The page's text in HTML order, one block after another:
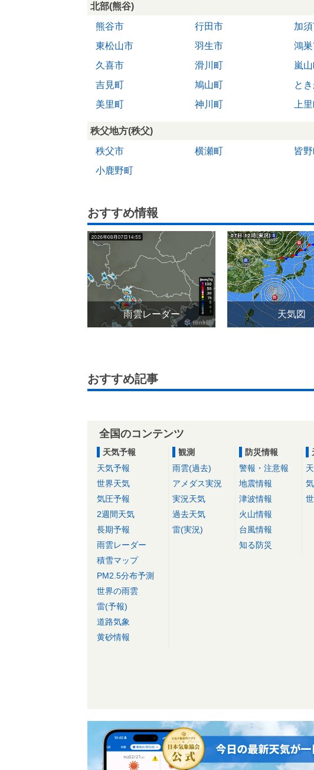
北部(熊谷)
熊谷市
行田市 加
東松山市
羽生市 鴻
久喜市
滑川町 嵐
吉見町
鳩山町 と
美里町
神川町 上
秩父地方(秩父)
秩父市
横瀬町 皆
小鹿野町
おすすめ情報
雨雲レーダー 天気図
おすすめ記事
全国のコンテンツ
天気予報
天気予報
世界天気
気圧予報
2週間天気
長期予報
雨雲レーダー
積雪マップ
PM2.5分布予測
世界の雨雲
雷(予報)
道路気象
黄砂情報
観測
雨雲(過去)
アメダス実況
実況天気
過去天気
雷(実況)
防災情報
警報・注意報
地震情報
津波情報
火山情報
台風情報
知る防災